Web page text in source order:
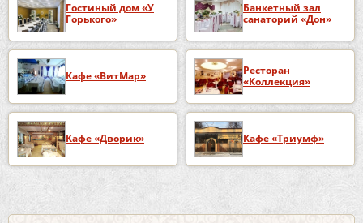
Гостиный дом «У
Горького»
Банкетный зал
санаторий «Дон»
Кафе «ВитМар»
Ресторан
«Коллекция»
Кафе «Дворик» Кафе «Триумф»